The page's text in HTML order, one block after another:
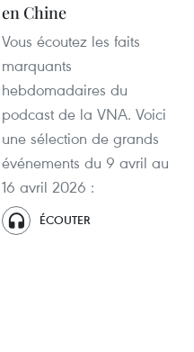
en Chine
Vous écoutez les faits
marquants
hebdomadaires du
podcast de la VNA. Voici
une sélection de grands
événements du 9 avril au
16 avril 2026 :
ÉCOUTER